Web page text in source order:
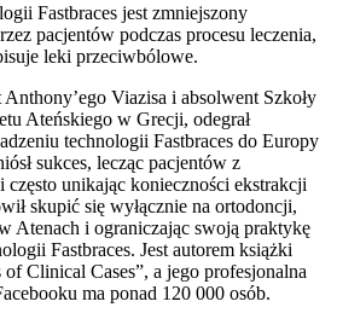
Fastbraces jest zmniejszony
pacjentów podczas procesu leczenia,
leki przeciwbólowe.
Viazisa i absolwent Szkoły
Ateńskiego w Grecji, odegrał
technologii Fastbraces do Europy
sukces, lecząc pacjentów z
unikając konieczności ekstrakcji
skupić się wyłącznie na ortodoncji,
Atenach i ograniczając swoją praktykę
Fastbraces. Jest autorem książki
of Clinical Cases”, a jego profesjonalna
ma ponad 120 000 osób.